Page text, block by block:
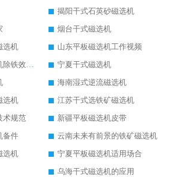
揭阳干式石英砂磁选机
烟台干式磁选机
选机
山东平板磁选机工作视频
安徽湿式平板磁选机除铁效果怎么样
宁夏干式磁选机
海南湿式逆流磁选机
选机
江苏干式选铁矿磁选机
术规范
新疆平板磁选机皮带
备件
云南未来有前景的铁矿磁选机
选机
宁夏平板磁选机适用场合
乌海干式磁选机的应用